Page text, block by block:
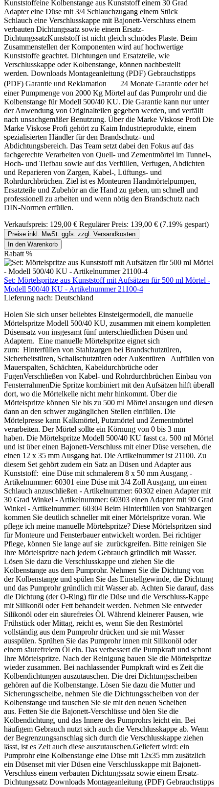
Kunststoffeine Kolbenstange aus Kunststoff einem 30 Grad
Adapter eine Düse mit 3/4 Schlauchzugang einem Stück
Schlauch eine Verschlusskappe mit Bajonett-Verschluss einem
verbauten Dichtungssatz sowie einem Ersatz-
DichtungssatzKunststoff ist nicht gleich schnödes Plaste. Beim
Zusammenstellen der Komponenten wird auf hochwertige
Kunststoffe geachtet. Dichtungen und Ersatzteile, wie
Verschlusskappe oder Kolbenstange, können nachbestellt
werden. Downloads Montageanleitung (PDF) Gebrauchstipps
(PDF) Garantie und Reklamation 24 Monate Garantie oder bei
einer Pumpmenge von 2000 Kg Mörtel auf das Pumprohr und die
Kolbenstange für Modell 500/40 KU. Die Garantie kann nur unter
der Anwendung von Originalteilen gegeben werden, und verfällt
nach unsachgemäßer Benutzung. Über die Marke Viskose Profi Die
Marke Viskose Profi gehört zu Kaim Industrieprodukte, einem
spezialisierten Händler für den Brandschutz- und
Abdichtungsbereich. Das Team setzt dabei den Fokus auf das
fachgerechte Verarbeiten von Quell- und Zementmörtel im Tunnel-,
Hoch- und Tiefbau sowie auf das Verfüllen, Verfugen, Abdichten
und Reparieren von Zargen, Kabel-, Lüftungs- und
Rohrdurchbrüchen. Ziel ist es Monteuren Handmörtelpumpen,
Ersatzteile und Zubehör an die Hand zu geben, um schnell und
professionell zu arbeiten und wenn nötig den Brandschutz nach
DIN-Normen erfüllen.
Verkaufspreis: 129,00 € Regulärer Preis: 139,00 € (7.19% gespart)
Preise inkl. MwSt. ggfs. zzgl. Versandkosten
In den Warenkorb
Rabatt %
Set: Mörtelspritze aus Kunststoff mit Aufsätzen für 500 ml Mörtel -
Modell 500/40 KU - Artikelnummer 21100-4
Lieferung nach: Deutschland
Holen Sie sich unser beliebtes Einsteigermodell, die manuelle
Mörtelspritze Modell 500/40 KU, zusammen mit einem kompletten
Düsensatz von insgesamt fünf unterschiedlichen Düsen und
Adaptern. Eine manuelle Mörtelspritze eignet sich
zum: Hinterfüllen von Stahlzargen bei Brandschutztüren,
Sicherheitstüren, Schallschutztüren oder Außentüren Auffüllen von
Mauerspalten, Schächten, Kabeldurchbrüche oder
FugenVerschließen von Kabel- und Rohrdurchbrüchen Einbau von
FensterrahmenDie Spritze kombiniert mit den Aufsätzen hilft überall
dort, wo die Mörtelkelle nicht mehr hinkommt. Über die
Mörtelspritze können Sie bis zu 500 ml Mörtel ansaugen und diesen
dann an den schwer zugänglichen Stellen einfüllen. Die
Mörtelpresse kann Kalkmörtel, Putzmörtel und Zementmörtel
verarbeiten. Der Mörtel sollte ein Körnung von 0 bis 3 mm
haben. Die Mörtelspritze Modell 500/40 KU fasst ca. 500 ml Mörtel
und ist über einen Bajonett-Verschluss mit einer Düse versehen, die
einen 12 x 35 mm Ausgang hat. Die Artikelnummer ist 21100. Zu
diesem Set gehört zudem ein Satz an Düsen und Adapter aus
Kunststoff: eine Düse mit schmalerem 8 x 50 mm Ausgang -
Artikelnummer: 60301 eine Düse mit 3/4 Zoll Ausgang, um einen
Schlauch anzuschließen - Artikelnummer: 60302 einen Adapter mit
30 Grad Winkel - Artikelnummer: 60303 einen Adapter mit 90 Grad
Winkel - Artikelnummer: 60304 Beim Hinterfüllen von Stahlzargen
kommen Sie deutlich schneller mit einer Mörtelspritze voran. Wie
pflege ich meine manuelle Mörtelspritze? Diese Mörtelspritzen sind
für Monteure und Fensterbauer entwickelt worden. Bei richtiger
Pflege, können Sie lange auf sie zurückgreifen. Bitte reinigen Sie
Ihre Mörtelspritze nach jedem Gebrauch gründlich mit Wasser.
Lösen Sie dazu die Verschlusskappe und ziehen Sie die
Kolbenstange aus dem Pumprohr. Nehmen Sie die Dichtung von
der Kolbenstange und spülen Sie das Einstellgewinde, die Dichtung
und das Pumprohr gründlich mit Wasser ab. Achten Sie darauf, dass
die Dichtung (der O-Ring) für die Düse und die Verschluss-Kappe
mit Silikonöl oder Fett behandelt werden. Nehmen Sie entweder
Silikonöl oder ein säurefreies Öl. Während kleinerer Pausen, wie
Frühstück oder Mittag, reicht es, wenn Sie den Restmörtel
vollständig aus dem Pumprohr drücken und sie mit Wasser
ausspülen. Sprühen Sie das Pumprohr innen mit Silikonöl oder
einem säurefreiem Öl ein. Das verbessert die Pumpkraft und schont
Ihre Mörtelspritze. Nach der Reinigung bauen Sie die Mörtelspritze
wieder zusammen. Bei nachlassender Pumpkraft wird es Zeit die
Kolbendichtungen auszutauschen. Die drei Dichtungsscheiben
gehören auf die Kolbenstange. Lösen Sie dazu die Mutter und
Sicherungsscheibe, nehmen Sie die Dichtungsscheiben von der
Kolbenstange und tauschen Sie sie mit den neuen Scheiben
aus. Fetten Sie die Bajonett-Verschlüsse und ölen Sie die
Kolbendichtung, und das Innere des Pumprohrs leicht ein. Bei
häufigem Gebrauch nutzt sich auch die Verschlusskappe ab. Wenn
der Begrenzungsanschlag sich durch die Verschlusskappe ziehen
lässt, ist es Zeit auch diese auszutauschen.Geliefert wird: ein
Pumprohr eine Kolbenstange eine Düse mit 12x35 mm zusätzlich
ein Düsenset mit vier Düsen eine Verschlusskappe mit Bajonett-
Verschluss einem verbauten Dichtungssatz sowie einem Ersatz-
Dichtungssatz Downloads Montageanleitung (PDF) Gebrauchstipps